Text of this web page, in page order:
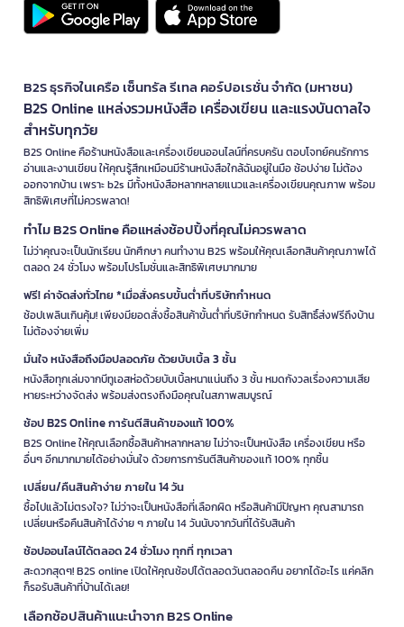
B2S ธุรกิจในเครือ เซ็นทรัล รีเทล คอร์ปอเรชั่น จำกัด (มหาชน)
B2S Online แหล่งรวมหนังสือ เครื่องเขียน และแรงบันดาลใจ
สำหรับทุกวัย
B2S Online คือร้านหนังสือและเครื่องเขียนออนไลน์ที่ครบครัน ตอบโจทย์คนรักการ
อ่านและงานเขียน ให้คุณรู้สึกเหมือนมีร้านหนังสือใกล้ฉันอยู่ในมือ ช้อปง่าย ไม่ต้อง
ออกจากบ้าน เพราะ b2s มีทั้งหนังสือหลากหลายแนวและเครื่องเขียนคุณภาพ พร้อม
สิทธิพิเศษที่ไม่ควรพลาด!
ทำไม B2S Online คือแหล่งช้อปปิ้งที่คุณไม่ควรพลาด
ไม่ว่าคุณจะเป็นนักเรียน นักศึกษา คนทำงาน B2S พร้อมให้คุณเลือกสินค้าคุณภาพได้
ตลอด 24 ชั่วโมง พร้อมโปรโมชั่นและสิทธิพิเศษมากมาย
ฟรี! ค่าจัดส่งทั่วไทย *เมื่อสั่งครบขั้นต่ำที่บริษัทกำหนด
ช้อปเพลินเกินคุ้ม! เพียงมียอดสั่งซื้อสินค้าขั้นต่ำที่บริษัทกำหนด รับสิทธิ์ส่งฟรีถึงบ้าน
ไม่ต้องจ่ายเพิ่ม
มั่นใจ หนังสือถึงมือปลอดภัย ด้วยบับเบิ้ล 3 ชั้น
หนังสือทุกเล่มจากบีทูเอสห่อด้วยบับเบิ้ลหนาแน่นถึง 3 ชั้น หมดกังวลเรื่องความเสีย
หายระหว่างจัดส่ง พร้อมส่งตรงถึงมือคุณในสภาพสมบูรณ์
ช้อป B2S Online การันตีสินค้าของแท้ 100%
B2S Online ให้คุณเลือกซื้อสินค้าหลากหลาย ไม่ว่าจะเป็นหนังสือ เครื่องเขียน หรือ
อื่นๆ อีกมากมายได้อย่างมั่นใจ ด้วยการการันตีสินค้าของแท้ 100% ทุกชิ้น
เปลี่ยน/คืนสินค้าง่าย ภายใน 14 วัน
ซื้อไปแล้วไม่ตรงใจ? ไม่ว่าจะเป็นหนังสือที่เลือกผิด หรือสินค้ามีปัญหา คุณสามารถ
เปลี่ยนหรือคืนสินค้าได้ง่าย ๆ ภายใน 14 วันนับจากวันที่ได้รับสินค้า
ช้อปออนไลน์ได้ตลอด 24 ชั่วโมง ทุกที่ ทุกเวลา
สะดวกสุดๆ! B2S online เปิดให้คุณช้อปได้ตลอดวันตลอดคืน อยากได้อะไร แค่คลิก
ก็รอรับสินค้าที่บ้านได้เลย!
เลือกช้อปสินค้าแนะนำจาก B2S Online